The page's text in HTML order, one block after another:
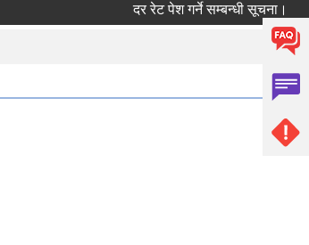
दर रेट पेश गर्ने सम्बन्धी सूचना।